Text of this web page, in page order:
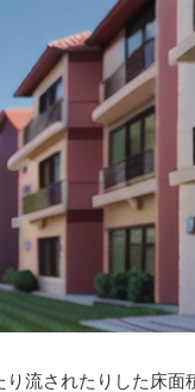
流されたりした床